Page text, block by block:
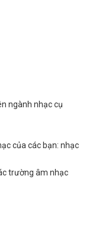
ngành nhạc cụ
của các bạn: nhạc
trường âm nhạc